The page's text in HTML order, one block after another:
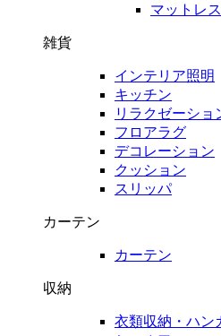
マットレス
雑貨
インテリア照明
キッチン
リラクゼーショ
フロアラグ
デコレーション
クッション
スリッパ
カーテン
カーテン
収納
衣類収納・ハン